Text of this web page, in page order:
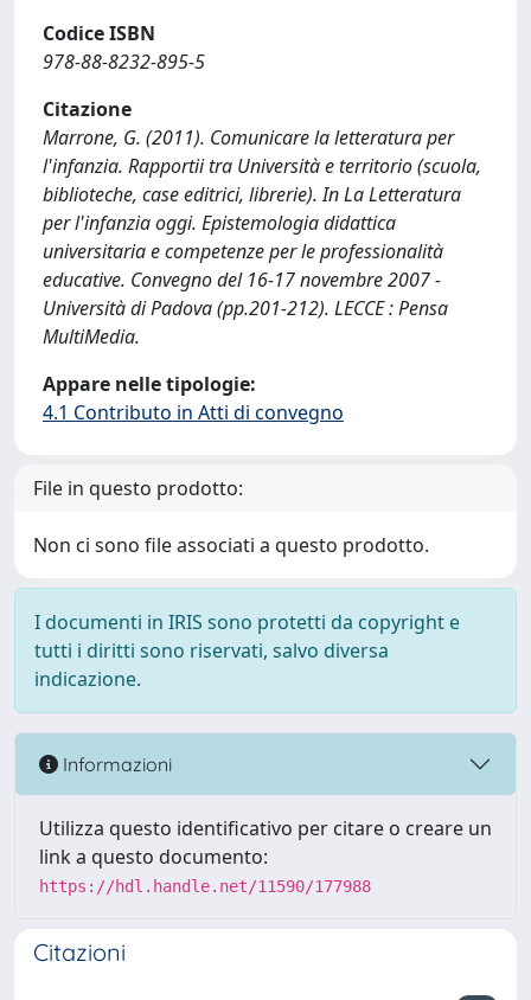
Codice ISBN
978-88-8232-895-5
Citazione
Marrone, G. (2011). Comunicare la letteratura per
l'infanzia. Rapportii tra Università e territorio (scuola,
biblioteche, case editrici, librerie). In La Letteratura
per l'infanzia oggi. Epistemologia didattica
universitaria e competenze per le professionalità
educative. Convegno del 16-17 novembre 2007 -
Università di Padova (pp.201-212). LECCE : Pensa
MultiMedia.
Appare nelle tipologie:
4.1 Contributo in Atti di convegno
File in questo prodotto:
Non ci sono file associati a questo prodotto.
I documenti in IRIS sono protetti da copyright e
tutti i diritti sono riservati, salvo diversa
indicazione.
Informazioni
Utilizza questo identificativo per citare o creare un
link a questo documento:
https://hdl.handle.net/11590/177988
Citazioni